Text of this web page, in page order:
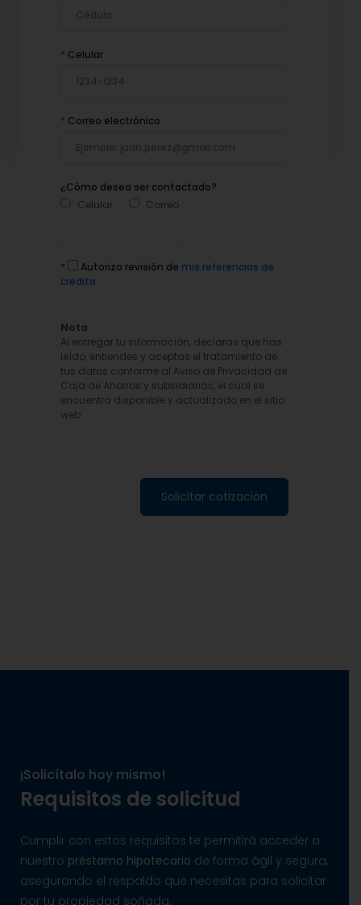
* Celular
* Correo electrónico
¿Cómo desea ser contactado?
Celular
Correo
* Autorizo revisión de mis referencias de
crédito
Nota
Al entregar tu información, declaras que has
leído, entiendes y aceptas el tratamiento de
tus datos conforme al Aviso de Privacidad de
Caja de Ahorros y subsidiarias, el cual se
encuentra disponible y actualizado en el sitio
web.
Solicitar cotización
¡Solicítalo hoy mismo!
Requisitos de solicitud
Cumplir con estos requisitos te permitirá acceder a
nuestro préstamo hipotecario de forma ágil y segura,
asegurando el respaldo que necesitas para solicitar
por tu propiedad soñada.